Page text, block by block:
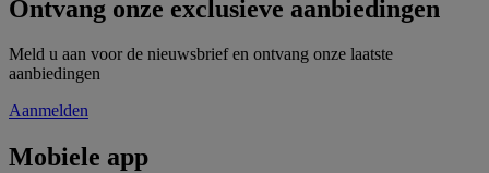
Ontvang onze exclusieve aanbiedingen
Meld u aan voor de nieuwsbrief en ontvang onze laatste
aanbiedingen
Aanmelden
Mobiele app